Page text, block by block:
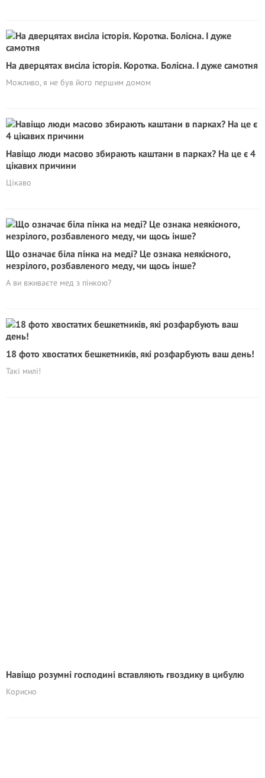
На дверцятах висіла історія. Коротка. Болісна. І дуже самотня
Можливо, я не був його першим домом
Навіщо люди масово збирають каштани в парках? На це є 4
цікавих причини
Цікаво
Що означає біла пінка на меді? Це ознака неякісного,
незрілого, розбавленого меду, чи щось інше?
А ви вживаєте мед з пінкою?
18 фото хвостатих бешкетників, які розфарбують ваш день!
Такі милі!
Навіщо розумні господині вставляють гвоздику в цибулю
Корисно